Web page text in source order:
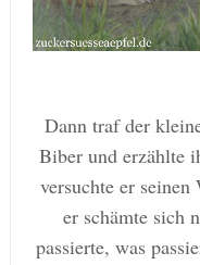
Dann traf der
Biber und erzählte
versuchte er
er schämte sich
passierte, was